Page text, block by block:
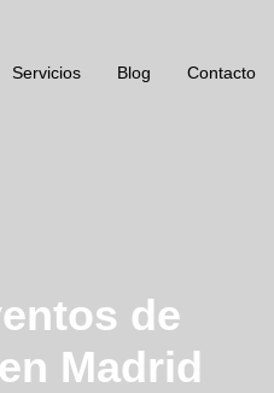
Servicios Blog Contacto
de
Madrid